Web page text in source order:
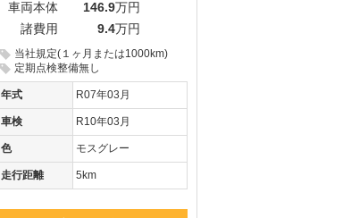
車両本体 146.9万円
諸費用
9.4万円
当社規定(１ヶ月または1000km)
定期点検整備無し
年式 R07年03月
車検 R10年03月
色 モスグレー
走行距離 5km